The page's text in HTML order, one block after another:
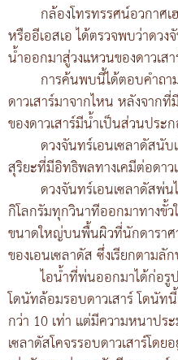
กล้องโทรทรรศน์อวกาศเ
หรืออีเอสเอ ได้ตรวจพบว่าดว
น้ำออกมาสู่วงแหวนของดาวเส
การค้นพบนี้ได้ตอบคำถ
ดาวเสาร์มาจากไหน หลังจาก
ของดาวเสาร์มีน้ำเป็นส่วนประ
ดวงจันทร์เอนเซลาดัสนั
สุริยะที่มีอิทธิพลทางเคมีต่อดาว
ดวงจันทร์เอนเซลาดัสพ่
กิโลกรัมทุกวินาทีออกมาทางขั้
ขนาดใหญ่บนพื้นผิวที่นักดาราศ
ของเอนเซลาดัส ซึ่งเรียกตาม
ไอน้ำที่พ่นออกมาได้ก่อรู
โดนัทล้อมรอบดาวเสาร์ โดนัท
กว่า 10 เท่า แต่มีความหนาปร
เซลาดัสโคจรรอบดาวเสาร์โด